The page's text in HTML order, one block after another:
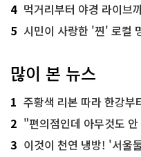
4 먹거리부터 야경 라이브
5 시민이 사랑한 '찐' 로컬 명
많이 본 뉴스
1 주황색 리본 따라 한강부터 메
2 "편의점인데 아무것도 안 팔아
3 이것이 천연 냉방! '서울